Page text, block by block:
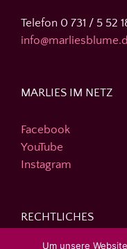
Telefon 0 731 / 5 52
MARLIES IM NETZ
Facebook
YouTube
Instagram
RECHTLICHES
Um unsere